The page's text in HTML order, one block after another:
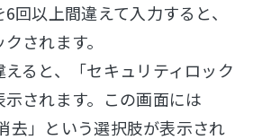
回以上間違えて入力すると、
されます。
ると、「セキュリティロック
示されます。この画面には
去」という選択肢が表示され